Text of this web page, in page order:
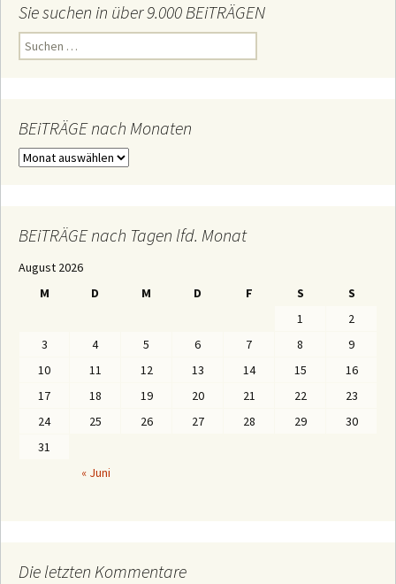
Sie suchen in über 9.000 BEiTRÄGEN
n
a
c
h
BEiTRÄGE nach Monaten
B
E
G
n
BEiTRÄGE nach Tagen lfd. Monat
August 2026
M
D M D F S S
« Juni
1
2
3
4 5 6 7 8
9
10
11 12 13 14 15
16
17
18 19 20 21 22
23
24
25 26 27 28 29
30
31
Die letzten Kommentare